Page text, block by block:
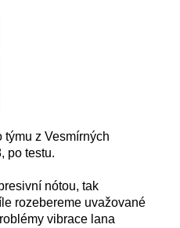
z Vesmírných
po testu.
nótou, tak
rozebereme uvažované
vibrace lana